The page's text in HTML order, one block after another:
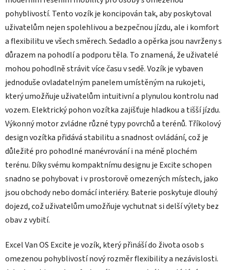
pohyblivostí. Tento vozík je koncipován tak, aby poskytoval
uživatelům nejen spolehlivou a bezpečnou jízdu, ale i komfort
a flexibilitu ve všech směrech. Sedadlo a opěrka jsou navrženy s
důrazem na pohodlí a podporu těla. To znamená, že uživatelé
mohou pohodlně strávit více času v sedě. Vozík je vybaven
jednoduše ovladatelným panelem umístěným na rukojeti,
který umožňuje uživatelům intuitivní a plynulou kontrolu nad
vozem. Elektrický pohon vozítka zajišťuje hladkou a tišší jízdu.
Výkonný motor zvládne různé typy povrchů a terénů. Tříkolový
design vozítka přidává stabilitu a snadnost ovládání, což je
důležité pro pohodlné manévrování i na méně plochém
terénu. Díky svému kompaktnímu designu je Excite schopen
snadno se pohybovat i v prostorově omezených místech, jako
jsou obchody nebo domácí interiéry. Baterie poskytuje dlouhý
dojezd, což uživatelům umožňuje vychutnat si delší výlety bez
obav z vybití.
Excel Van OS Excite je vozík, který přináší do života osob s
omezenou pohyblivostí nový rozměr flexibility a nezávislosti.